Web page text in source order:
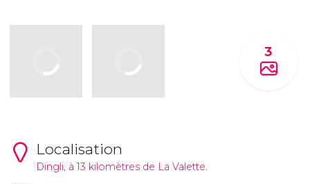
3
Localisation
Dingli, à 13 kilomètres de La Valette.